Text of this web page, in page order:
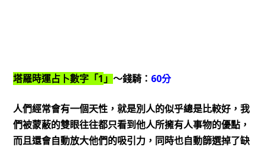
塔羅時運占卜數字「1 」 ～錢騎： 60分
人們經常會有一個天性，就是別人的似乎總是比較好，我
們被蒙蔽的雙眼往往都只看到他人所擁有人事物的優點，
而且還會自動放大他們的吸引力，同時也自動篩選掉了缺